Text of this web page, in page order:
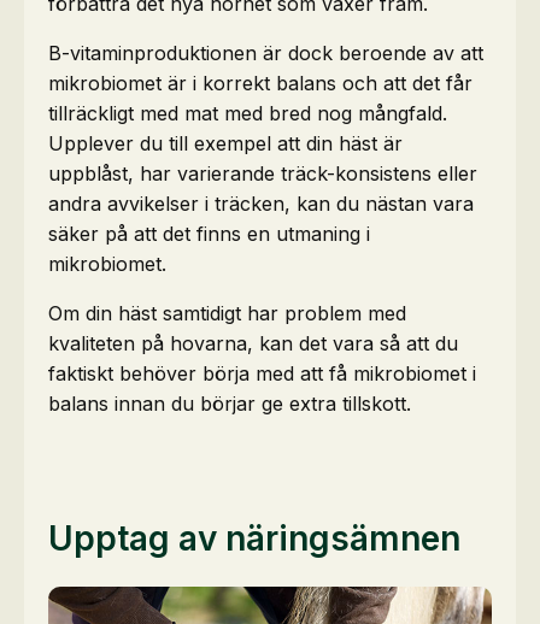
B-vitaminproduktionen är dock beroende av att
mikrobiomet är i korrekt balans och att det får
tillräckligt med mat med bred nog mångfald.
Upplever du till exempel att din häst är
uppblåst, har varierande träck-konsistens eller
andra avvikelser i träcken, kan du nästan vara
säker på att det finns en utmaning i
mikrobiomet.
Om din häst samtidigt har problem med
kvaliteten på hovarna, kan det vara så att du
faktiskt behöver börja med att få mikrobiomet i
balans innan du börjar ge extra tillskott.
Upptag av näringsämnen